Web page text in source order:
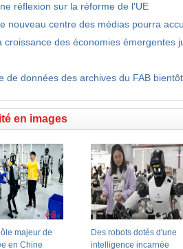
réflexion sur la réforme de l'UE
nouveau centre des médias pourra
croissance des économies émergentes
de données des archives du FAB